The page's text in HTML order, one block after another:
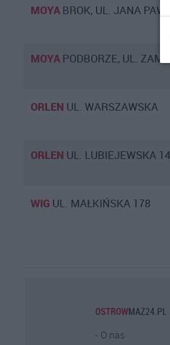
MOYA BROK, UL. JANA
MOYA PODBORZE, UL.
ORLEN UL. WARSZAWSKA
ORLEN UL. LUBIEJEWSKA
WIG UL. MAŁKIŃSKA 178
OSTROWMAZ24.PL
O nas